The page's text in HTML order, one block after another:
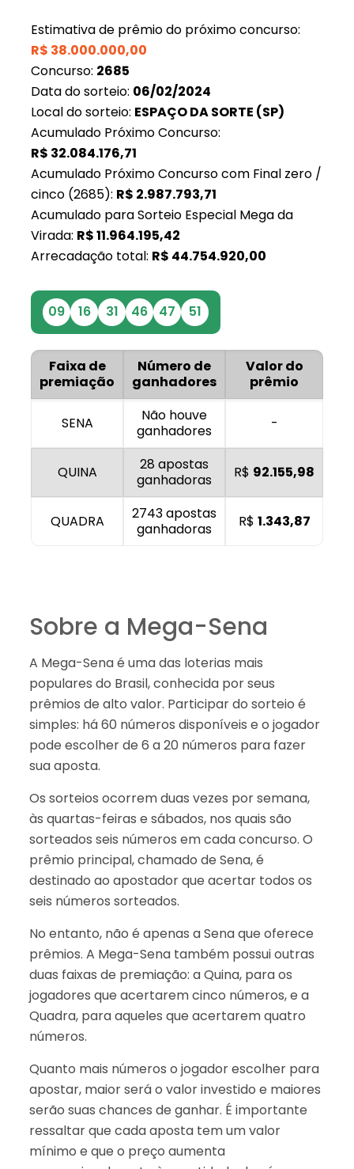
Estimativa de prêmio do próximo concurso:
R$ 38.000.000,00
Concurso: 2685
Data do sorteio: 06/02/2024
Local do sorteio: ESPAÇO DA SORTE (SP)
Acumulado Próximo Concurso:
R$ 32.084.176,71
Acumulado Próximo Concurso com Final zero /
cinco (2685): R$ 2.987.793,71
Acumulado para Sorteio Especial Mega da
Virada: R$11.964.195,42
Arrecadação total: R$ 44.754.920,00
09 16 31 46 47 51
Faixa de
premiação
Número de
ganhadores
Valor do
prêmio
SENA
Não houve
ganhadores
-
QUINA
28 apostas
ganhadoras
R$ 92.155,98
QUADRA
2743 apostas
ganhadoras
R$ 1.343,87
Sobre a Mega-Sena
A Mega-Sena é uma das loterias mais
populares do Brasil, conhecida por seus
prêmios de alto valor. Participar do sorteio é
simples: há 60 números disponíveis e o jogador
pode escolher de 6 a 20 números para fazer
sua aposta.
Os sorteios ocorrem duas vezes por semana,
às quartas-feiras e sábados, nos quais são
sorteados seis números em cada concurso. O
prêmio principal, chamado de Sena, é
destinado ao apostador que acertar todos os
seis números sorteados.
No entanto, não é apenas a Sena que oferece
prêmios. A Mega-Sena também possui outras
duas faixas de premiação: a Quina, para os
jogadores que acertarem cinco números, e a
Quadra, para aqueles que acertarem quatro
números.
Quanto mais números o jogador escolher para
apostar, maior será o valor investido e maiores
serão suas chances de ganhar. É importante
ressaltar que cada aposta tem um valor
mínimo e que o preço aumenta